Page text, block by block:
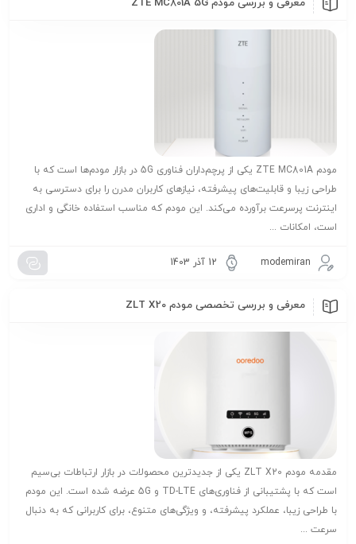
معرفی و بررسی مودم ZTE MC801A 5G
مودم ZTE MC801A یکی از پرچم‌داران فناوری 5G در بازار مودم‌ها است که با
طراحی زیبا و قابلیت‌های پیشرفته، نیازهای کاربران مدرن را برای دسترسی به
اینترنت پرسرعت برآورده می‌کند. این مودم که مناسب استفاده خانگی و اداری
است، امکانات ...
modemiran 12 آذر 1403
معرفی و بررسی تخصصی مودم ZLT X20
مقدمه مودم ZLT X20 یکی از جدیدترین محصولات در بازار ارتباطات بی‌سیم
است که با پشتیبانی از فناوری‌های TD-LTE و 5G عرضه شده است. این مودم
با طراحی زیبا، عملکرد پیشرفته، و ویژگی‌های متنوع، برای کاربرانی که به دنبال
سرعت ...